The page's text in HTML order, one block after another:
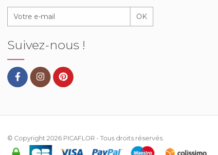
OK
Suivez-nous !
© Copyright 2026 PICAFLOR - Tous droits réservés.